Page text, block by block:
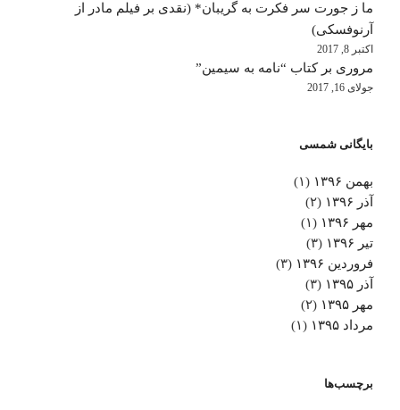
ما ز جورت سر فکرت به گریبان* (نقدی بر فیلم مادر از
آرنوفسکی)
اکتبر 8, 2017
مروری بر کتاب “نامه به سیمین”
جولای 16, 2017
بایگانی شمسی
بهمن ۱۳۹۶
(۱)
آذر ۱۳۹۶
(۲)
مهر ۱۳۹۶
(۱)
تیر ۱۳۹۶
(۳)
فروردین ۱۳۹۶
(۳)
آذر ۱۳۹۵
(۳)
مهر ۱۳۹۵
(۲)
مرداد ۱۳۹۵
(۱)
برچسب‌ها